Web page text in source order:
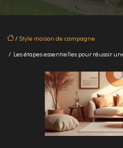
/ Style maison de campagne
/ Les étapes essentielles pour réussir